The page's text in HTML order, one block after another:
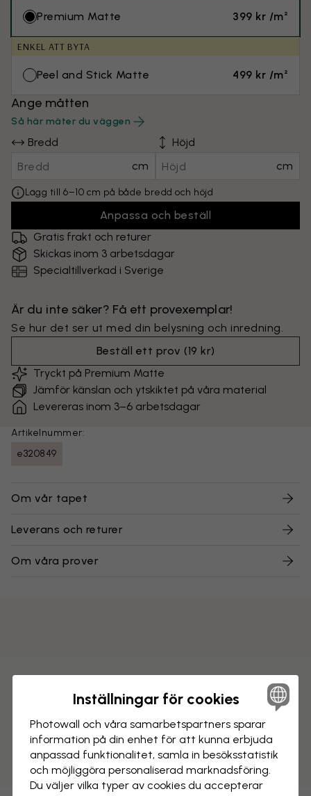
Premium Matte 399 kr /m²
ENKEL ATT BYTA
Peel and Stick Matte 499 kr /m²
Ange måtten
Så här mäter du väggen
Bredd
cm
Höjd
cm
Lägg till 6–10 cm på både bredd och höjd
Anpassa och beställ
Gratis frakt och returer
Skickas inom 3 arbetsdagar
Specialtillverkad i Sverige
Är du inte säker? Få ett provexemplar!
Se hur det ser ut med din belysning och inredning.
Beställ ett prov (19 kr)
Tryckt på Premium Matte
Jämför känslan och ytskiktet på våra material
Levereras inom 3–6 arbetsdagar
Artikelnummer:
e320849
Om vår tapet
Leverans och returer
Om våra prover
Inställningar för cookies
Photowall och våra samarbets­partners sparar
information på din enhet för att kunna erbjuda
anpassad funktionalitet, samla in besöks­statistik
och möjliggöra personaliserad marknads­föring.
Du väljer vilka typer av cookies du accepterar